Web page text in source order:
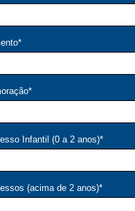
Infantil (0 a 2 anos)*
(acima de 2 anos)*